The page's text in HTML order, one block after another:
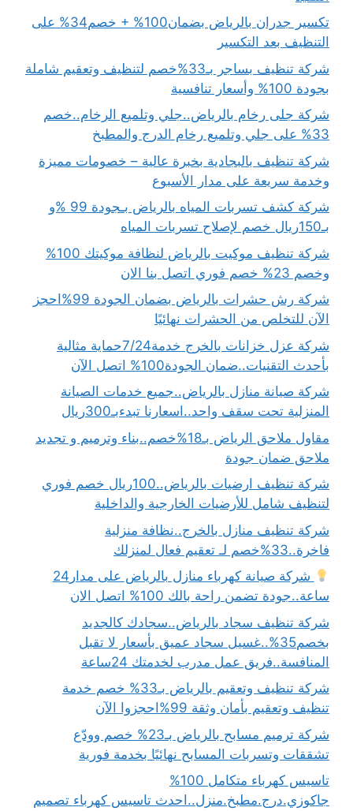
تكسير جدران بالرياض بضمان100% + خصم34% على
التنظيف بعد التكسير
شركة تنظيف بساجر بـ33%خصم لتنظيف وتعقيم شاملة
بجودة 100% وأسعار تنافسية
شركة جلى رخام بالرياض..جلي وتلميع الرخام..خصم
33% على جلي وتلميع رخام الدرج والمطبخ
شركة تنظيف بالبجادية بخبرة عالية – خصومات مميزة
وخدمة سريعة على مدار الأسبوع
شركة كشف تسربات المياه بالرياض بـجودة 99 %و
بـ150ريال خصم لإصلاح تسربات المياه
شركة تنظيف موكيت بالرياض لنظافة موكيتك 100%
وخصم 23% خصم فوري اتصل بنا الان
شركة رش حشرات بالرياض بضمان الجودة 99%احجز
الآن للتخلص من الحشرات نهائيًا
شركة عزل خزانات بالخرج خدمة7/24حماية مثالية
بأحدث التقنيات..ضمان الجودة100% اتصل الآن
شركة صيانة منازل بالرياض..جميع خدمات الصيانة
المنزلية تحت سقف واحد..اسعارنا تبدءبـ300ريال
مقاول ملاحق الرياض بـ18%خصم..بناء وترميم و تجديد
ملاحق ضمان جودة
شركة تنظيف ارضيات بالرياض..100ريال خصم فوري
لتنظيف شامل للأرضيات الخارجية والداخلية
شركة تنظيف منازل بالخرج..نظافة منزلية
فاخرة..33%خصم لـ تعقيم فعال لمنزلك
شركة صيانة كهرباء منازل بالرياض على مدار24
ساعة..جودة تضمن راحة بالك 100% اتصل الان
شركة تنظيف سجاد بالرياض..سجادك كالجديد
بخصم35%..غسيل سجاد عميق بأسعار لا تقبل
المنافسة..فريق عمل مدرب لخدمتك 24ساعة
شركة تنظيف وتعقيم بالرياض بـ33% خصم خدمة
تنظيف وتعقيم بأمان وثقة 99%احجزوا الآن
شركة ترميم مسابح بالرياض بـ23% خصم وودّع
تشققات وتسربات المسابح نهائيًا بخدمة فورية
تاسيس كهرباء متكامل 100%
جاكوزي.درج.مطبخ.منزل..احدث تاسيس كهرباء تصميم